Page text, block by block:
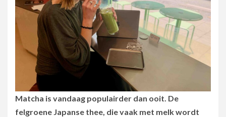
Matcha is vandaag populairder dan ooit. De
felgroene Japanse thee, die vaak met melk wordt